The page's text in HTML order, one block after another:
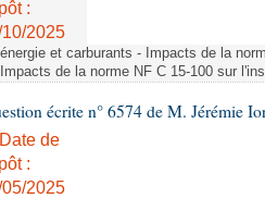
:
2025
énergie et carburants - Impacts de la
Impacts de la norme NF C 15-100 sur
écrite n° 6574 de M. Jérémie
Date de
:
2025